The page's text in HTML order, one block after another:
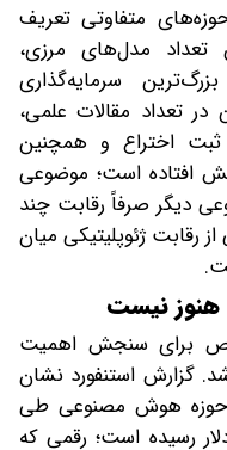
متفاوتی تعریف
تعداد مدل‌های مرزی،
سرمایه‌گذاری
تعداد مقالات علمی،
اختراع و همچنین
افتاده است؛ موضوعی
دیگر صرفاً رقابت چند
رقابت ژئوپلیتیکی میان
هنوز نیست
برای سنجش اهمیت
گزارش استنفورد نشان
حوزه هوش مصنوعی طی
۵۸۱.۷ میلیارد دلار رسیده است؛ رقمی که